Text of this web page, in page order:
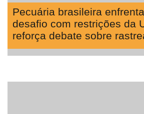
Pecuária brasileira
desafio com restrições da
reforça debate sobre